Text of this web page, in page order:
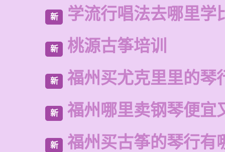
新 学流行唱法去哪里学
新 桃源古筝培训
新 福州买尤克里里的琴
新 福州哪里卖钢琴便宜
新 福州买古筝的琴行有